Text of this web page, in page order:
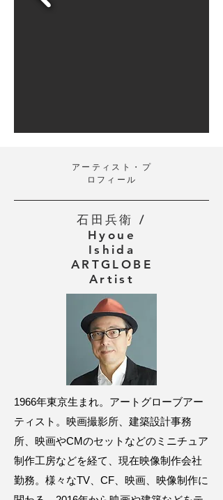
​アーティスト・プ
ロフィール
石田兵衛 /
Hyoue
Ishida
ARTGLOBE
Artist
1966年東京生まれ。アートグローブアー
ティスト。映画撮影所、建築設計事務
所、映画やCMのセットなどのミニチュア
制作工房などを経て、現在映像制作会社
勤務。様々なTV、CF、映画、映像制作に